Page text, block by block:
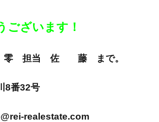
ございます！
零 担当 佐 藤 まで。
8番32号
realestate.com